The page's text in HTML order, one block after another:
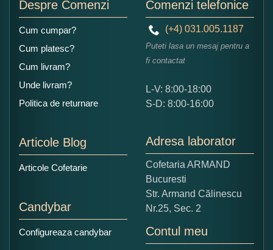
Nu tocmai bun
Excelent!
Copiati alaturi numarul din imagine:
Despre Comenzi
Cum cumpar?
Cum platesc?
Cum livram?
Unde livram?
Politica de returnare
Articole Blog
Articole Cofetarie
Candybar
Configureaza candybar
Comenzi telefonice
(+4) 031.005.1187
Puteti lasa un mesaj pentru a
fi contactat
L-V: 8:00-18:00
S-D: 8:00-16:00
Adresa laborator
Cofetaria ARMAND
Bucuresti
Str. Armand Călinescu
Nr.25, Sec. 2
Contul meu